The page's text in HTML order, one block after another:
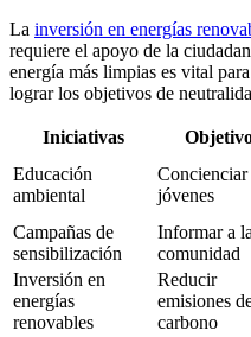
La inversión en energías
requiere el apoyo de la
energía más limpias es vital
lograr los objetivos de
Iniciativas
Educación
ambiental
Concienciar
jóvenes
Campañas de
sensibilización
Informar a la
comunidad
Inversión en
energías
renovables
Reducir
emisiones
carbono